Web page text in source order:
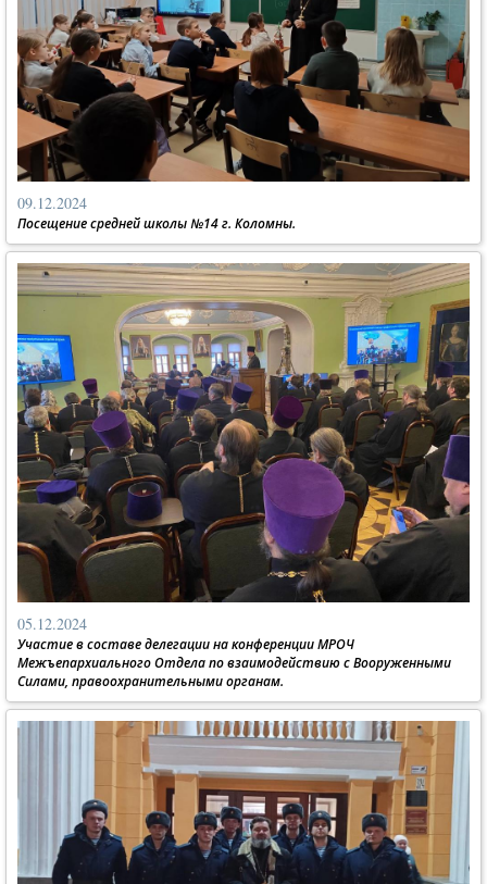
09.12.2024
Посещение средней школы №14 г. Коломны.
05.12.2024
Участие в составе делегации на конференции МРОЧ
Межъепархиального Отдела по взаимодействию с Вооруженными
Силами, правоохранительными органам.